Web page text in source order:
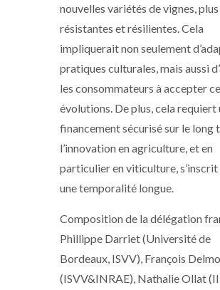
nouvelles variétés de vignes, plus
résistantes et résilientes. Cela
impliquerait non seulement
pratiques culturales, mais aussi
les consommateurs à accepter
évolutions. De plus, cela requiert
financement sécurisé sur le long
l’innovation en agriculture, et en
particulier en viticulture, s’inscrit
une temporalité longue.
Composition de la délégation
Phillippe Darriet (Université de
Bordeaux, ISVV), François
(ISVV&INRAE), Nathalie Ollat